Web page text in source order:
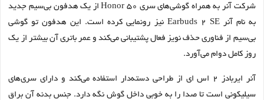
شرکت آنر به همراه گوشی‌های سری Honor 50 از یک هدفون بی‌سیم جدید
به نام آنر Earbuds 2 SE نیز رونمایی کرده است. این هدفون تو گوشی
بی‌سیم از فناوری حذف نویز فعال پشتیبانی می‌کند و عمر باتری آن بیشتر از یک
روز کامل دوام می‌آورد.
آنر ایربادز ۲ اس ای از طراحی دسته‌دار استفاده می‌کند و دارای سری‌های
سیلیکونی است تا صدا را به خوبی داخل گوش نگه دارد. جنس بدنه آن براق